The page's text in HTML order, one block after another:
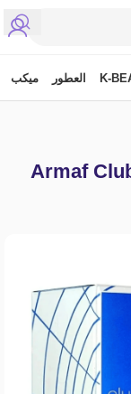
K- العطور ميكب
Armaf